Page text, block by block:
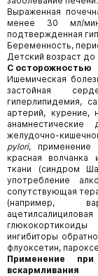
Выраженная
менее 30 мл/
подтвержденная
Беременность,
Детский возраст до
С осторожностью
Ишемическая
застойная
гиперлипидемия,
артерий,
желудочно-
pylori, применение
красная волчанка
ткани (синдром
употребление
сопутствующая
(например,
ингибиторы
флуоксетин,
Применение
вскармливания